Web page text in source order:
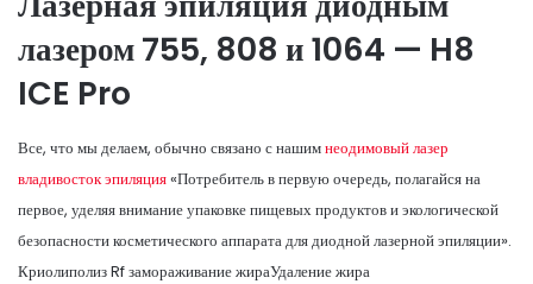
лазером 755, 808 и 1064 — H8
ICE Pro
Все, что мы делаем, обычно связано с нашимнеодимовый лазер
владивосток эпиляция«Потребитель в первую очередь, полагайся на
первое, уделяя внимание упаковке пищевых продуктов и экологической
безопасности косметического аппарата для диодной лазерной эпиляции».
Криолиполиз Rf замораживание жираУдаление жира